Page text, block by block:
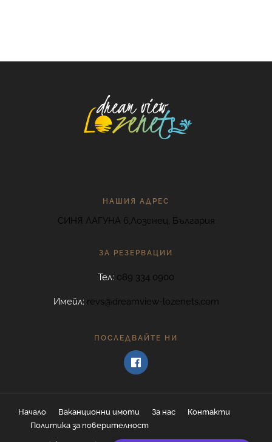
НАШИЯ АДРЕС
СИНЯ ЛАГУНА 6,Лозенец, България
ЗА РЕЗЕРВАЦИИ
Тел: 089 334 0900
Имейл: revs@dreamview-lozenets.com
ПОСЛЕДВАЙТЕ НИ
Начало Ваканционни имоти За нас
Контакти
Политика за поверителност